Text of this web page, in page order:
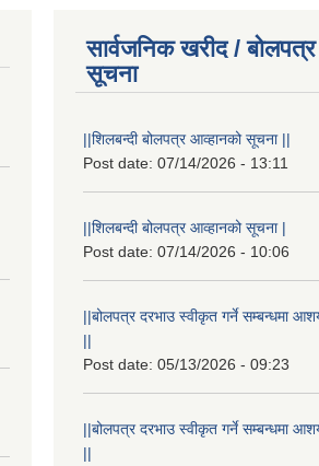
सार्वजनिक खरीद / बोलपत्र
सूचना
||शिलबन्दी बोलपत्र आव्हानको सूचना ||
Post date: 07/14/2026 - 13:11
||शिलबन्दी बोलपत्र आव्हानको सूचना |
Post date: 07/14/2026 - 10:06
||बोलपत्र दरभाउ स्वीकृत गर्ने सम्बन्धमा
||
Post date: 05/13/2026 - 09:23
||बोलपत्र दरभाउ स्वीकृत गर्ने सम्बन्धमा
||